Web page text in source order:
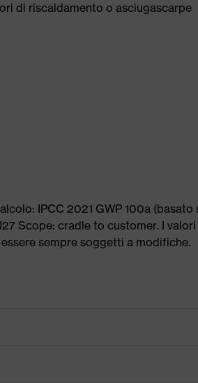
di riscaldamento o asciugascarpe
IPCC 2021 GWP 100a (basato
Scope: cradle to customer. I
sempre soggetti a modifiche.